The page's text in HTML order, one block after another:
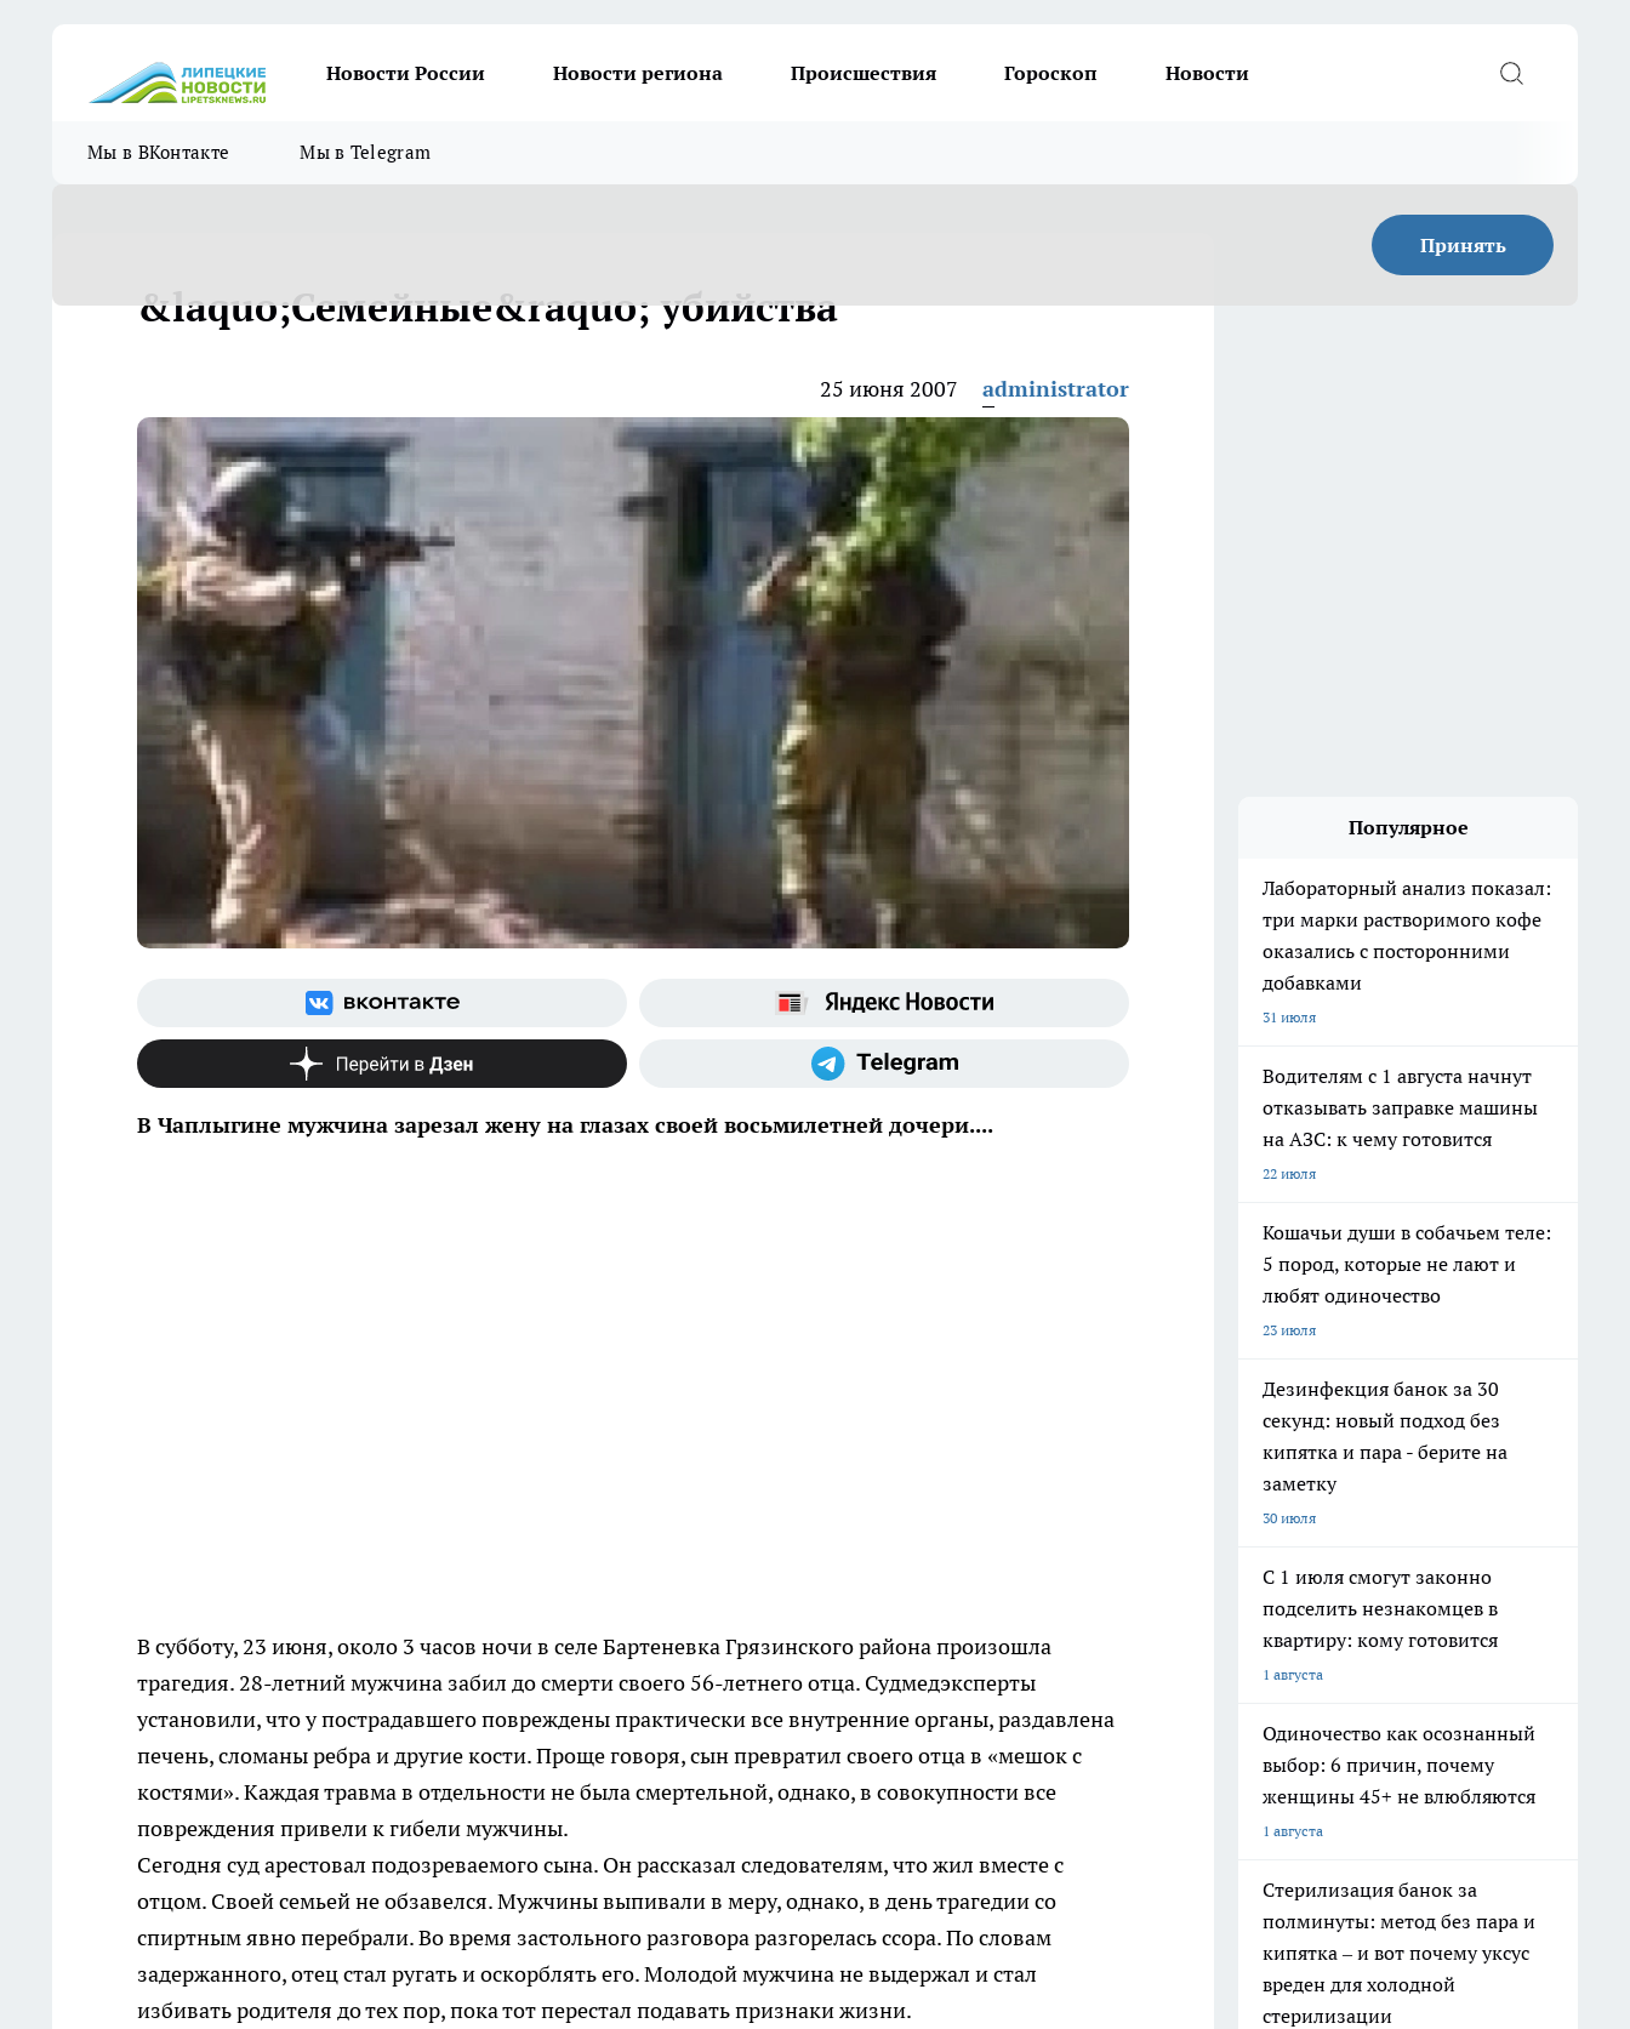
Новости России Новости региона Происшествия Гороскоп Новости
Мы в ВКонтакте Мы в Telegram
Принять
&laquo;Семейные&raquo; убийства
25 июня 2007 administrator
В Чаплыгине мужчина зарезал жену на глазах своей восьмилетней дочери....
В субботу, 23 июня, около 3 часов ночи в селе Бартеневка Грязинского района произошла
трагедия. 28-летний мужчина забил до смерти своего 56-летнего отца. Судмедэксперты
установили, что у пострадавшего повреждены практически все внутренние органы, раздавлена
печень, сломаны ребра и другие кости. Проще говоря, сын превратил своего отца в «мешок с
костями». Каждая травма в отдельности не была смертельной, однако, в совокупности все
повреждения привели к гибели мужчины.
Сегодня суд арестовал подозреваемого сына. Он рассказал следователям, что жил вместе с
отцом. Своей семьей не обзавелся. Мужчины выпивали в меру, однако, в день трагедии со
спиртным явно перебрали. Во время застольного разговора разгорелась ссора. По словам
задержанного, отец стал ругать и оскорблять его. Молодой мужчина не выдержал и стал
избивать родителя до тех пор, пока тот перестал подавать признаки жизни.
Популярное
Лабораторный анализ показал:
три марки растворимого кофе
оказались с посторонними
добавками
31 июля
Водителям с 1 августа начнут
отказывать заправке машины
на АЗС: к чему готовится
22 июля
Кошачьи души в собачьем теле:
5 пород, которые не лают и
любят одиночество
23 июля
Дезинфекция банок за 30
секунд: новый подход без
кипятка и пара - берите на
заметку
30 июля
С 1 июля смогут законно
подселить незнакомцев в
квартиру: кому готовится
1 августа
Одиночество как осознанный
выбор: 6 причин, почему
женщины 45+ не влюбляются
1 августа
Стерилизация банок за
полминуты: метод без пара и
кипятка – и вот почему уксус
вреден для холодной
стерилизации